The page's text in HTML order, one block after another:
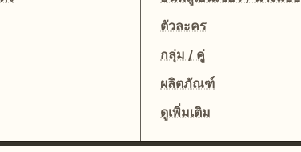
ตัวละคร
กลุ่ม / คู่
ผลิตภัณฑ์
ดูเพิ่มเติม